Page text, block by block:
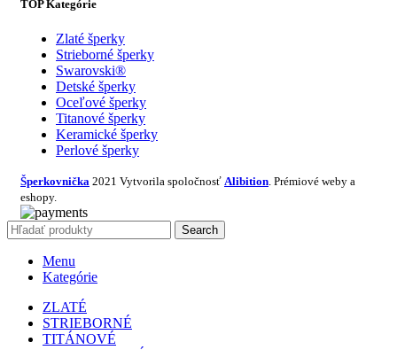
TOP Kategórie
Zlaté šperky
Strieborné šperky
Swarovski®
Detské šperky
Oceľové šperky
Titanové šperky
Keramické šperky
Perlové šperky
Šperkovnička 2021 Vytvorila spoločnosť Alibition . Prémiové weby a
eshopy.
Search
Menu
Kategórie
ZLATÉ
STRIEBORNÉ
TITÁNOVÉ